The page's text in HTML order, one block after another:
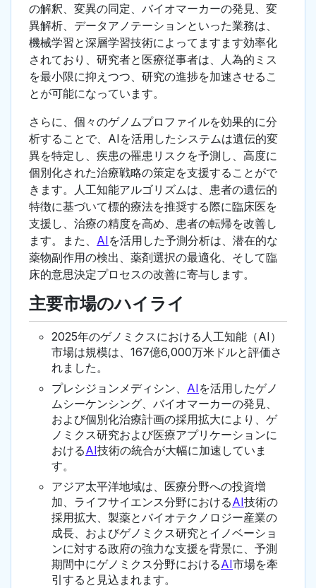
の解釈、変異の同定、バイオマーカーの発見、変
異解析、データアノテーションといった業務は、
機械学習と深層学習技術によってますます効率化
されており、研究者と医療従事者は、人為的ミス
を最小限に抑えつつ、研究の進捗を加速させるこ
とが可能になっています。
さらに、個々のゲノムプロファイルを効果的に分
析することで、AIを活用したシステムは遺伝的変
異を特定し、疾患の罹患リスクを予測し、高度に
個別化された治療戦略の策定を支援することがで
きます。人工知能アルゴリズムは、患者の遺伝的
特徴に基づいて標的療法を推奨する際に臨床医を
支援し、治療の精度を高め、患者の転帰を改善し
ます。また、 AIを活用した予測分析は、潜在的な
薬物副作用の検出、薬剤選択の最適化、そして臨
床的意思決定プロセスの改善に寄与します。
主要市場のハイライ
2025年のゲノミクスにおける人工知能（AI）
市場は規模は、167億6,000万米ドルと評価さ
れました。
プレシジョンメディシン、 AIを活用したゲノ
ムシーケンシング、バイオマーカーの発見、
および個別化治療計画の採用拡大により、ゲ
ノミクス研究および医療アプリケーションに
おけるAI技術の統合が大幅に加速していま
す。
アジア太平洋地域は、医療分野への投資増
加、ライフサイエンス分野におけるAI技術の
採用拡大、製薬とバイオテクノロジー産業の
成長、およびゲノミクス研究とイノベーショ
ンに対する政府の強力な支援を背景に、予測
期間中にゲノミクス分野におけるAI市場を牽
引すると見込まれます。